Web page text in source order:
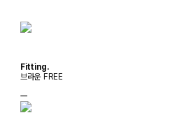
Fitting.
브라운 FREE
ㅡ